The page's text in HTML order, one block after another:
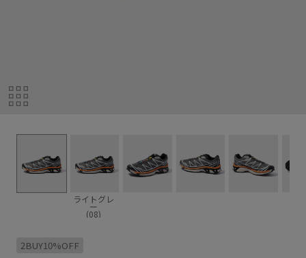
ライトグレ
ー
(08)
2BUY10%OFF